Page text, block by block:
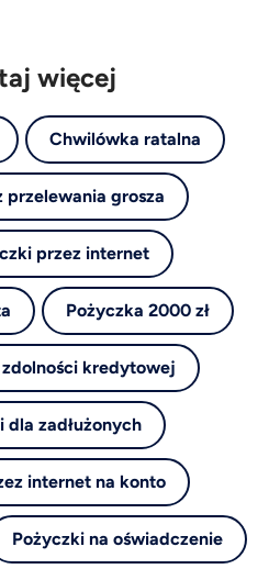
więcej
Chwilówka ratalna
przelewania grosza
przez internet
Pożyczka 2000 zł
kredytowej
dla zadłużonych
internet na konto
Pożyczki na oświadczenie